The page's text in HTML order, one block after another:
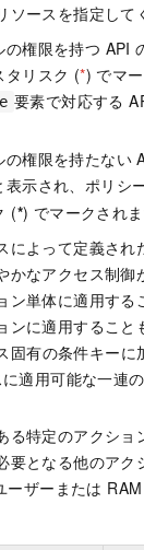
ースを指定して
の権限を持つ API
タリスク (*) でマ
要素で対応する
の権限を持たない
示され、ポリシ
(*) でマークされま
によって定義され
かなアクセス制御
ン単体に適用する
ンに適用するこ
固有の条件キーに
適用可能な一連の
る特定のアクショ
要となる他のアク
ーザーまたは